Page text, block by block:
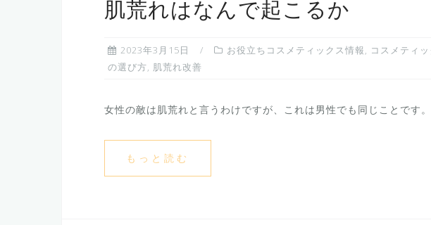
肌荒れはなんで起こるか
2023年3月15日 お役立ちコスメティックス情報, コスメティ
の選び方, 肌荒れ改善
女性の敵は肌荒れと言うわけですが、これは男性でも同じことです
もっと読む